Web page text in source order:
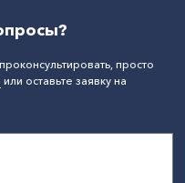
просто
или оставьте заявку на